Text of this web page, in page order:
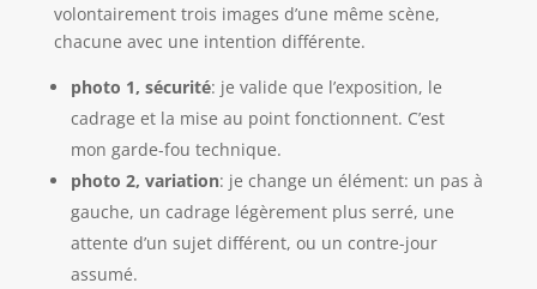
volontairement trois images d’une même scène,
chacune avec une intention différente.
photo 1, sécurité: je valide que l’exposition, le
cadrage et la mise au point fonctionnent. C’est
mon garde-fou technique.
photo 2, variation: je change un élément: un pas à
gauche, un cadrage légèrement plus serré, une
attente d’un sujet différent, ou un contre-jour
assumé.